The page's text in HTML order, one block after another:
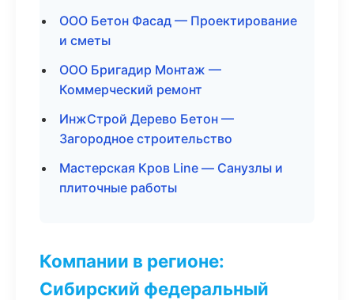
ООО Бетон Фасад — Проектирование
и сметы
ООО Бригадир Монтаж —
Коммерческий ремонт
ИнжСтрой Дерево Бетон —
Загородное строительство
Мастерская Кров Line — Санузлы и
плиточные работы
Компании в регионе:
Сибирский федеральный